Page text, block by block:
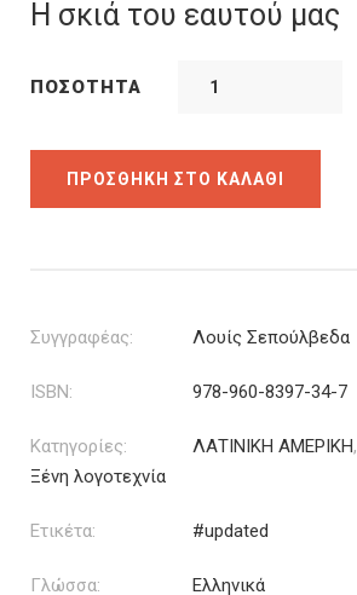
Η σκιά του εαυτού μας
ΠΟΣΌΤΗΤΑ
ΠΡΟΣΘΉΚΗ ΣΤΟ ΚΑΛΆΘΙ
Συγγραφέας: Λουίς Σεπούλβεδα
ISBN: 978-960-8397-34-7
Κατηγορίες: ΛΑΤΙΝΙΚΗ ΑΜΕΡΙΚΗ,
Ξένη λογοτεχνία
Ετικέτα: #updated
Γλώσσα: Ελληνικά